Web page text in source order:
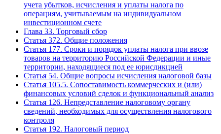
учета убытков, исчисления и уплаты налога по
операциям, учитываемым на индивидуальном
инвестиционном счете
Глава 33. Торговый сбор
Статья 372. Общие положения
Статья 177. Сроки и порядок уплаты налога при ввозе
товаров на территорию Российской Федерации и иные
территории, находящиеся под ее юрисдикцией
Статья 54. Общие вопросы исчисления налоговой базы
Статья 105.5. Сопоставимость коммерческих и (или)
финансовых условий сделок и функциональный анализ
Статья 126. Непредставление налоговому органу
сведений, необходимых для осуществления налогового
контроля
Статья 192. Налоговый период